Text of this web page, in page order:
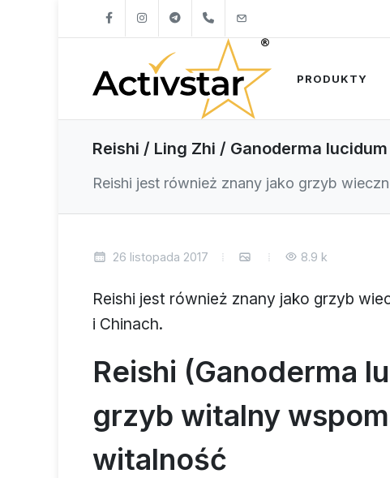
+421904262747
PRODUKTY
Reishi / Ling Zhi / Ganoderma lucidum
Reishi jest również znany jako grzyb
26 listopada 2017 8.9 k
Reishi jest również znany jako grzyb
i Chinach.
Reishi (Ganoderma
grzyb witalny
witalność